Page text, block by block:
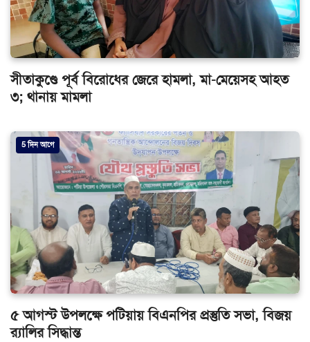
সীতাকুণ্ডে পূর্ব বিরোধের জেরে হামলা, মা-মেয়েসহ আহত
৩; থানায় মামলা
5 দিন আগে
৫ আগস্ট উপলক্ষে পটিয়ায় বিএনপির প্রস্তুতি সভা, বিজয়
র‌্যালির সিদ্ধান্ত